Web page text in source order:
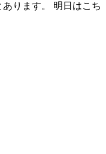
ります。 明日はこち